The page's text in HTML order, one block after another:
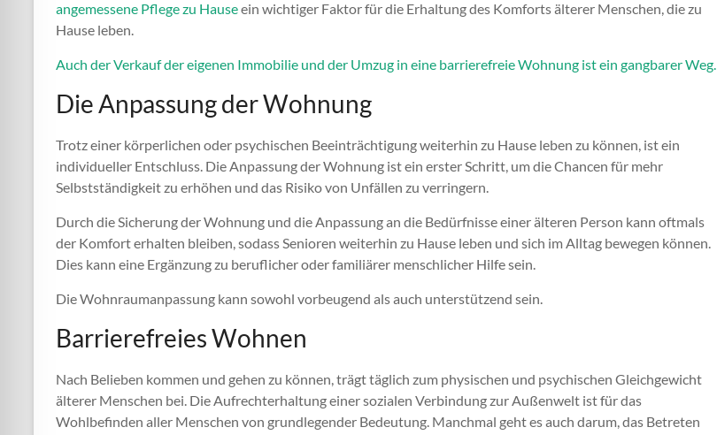
angemessene Pflege zu Hauseein wichtiger Faktor für die Erhaltung des Komforts älterer Menschen, die zu
Hause leben.
Auch der Verkauf der eigenen Immobilie und der Umzug in eine barrierefreie Wohnung ist ein gangbarer Weg.
Die Anpassung der Wohnung
Trotz einer körperlichen oder psychischen Beeinträchtigung weiterhin zu Hause leben zu können, ist ein
individueller Entschluss. Die Anpassung der Wohnung ist ein erster Schritt, um die Chancen für mehr
Selbstständigkeit zu erhöhen und das Risiko von Unfällen zu verringern.
Durch die Sicherung der Wohnung und die Anpassung an die Bedürfnisse einer älteren Person kann oftmals
der Komfort erhalten bleiben, sodass Senioren weiterhin zu Hause leben und sich im Alltag bewegen können.
Dies kann eine Ergänzung zu beruflicher oder familiärer menschlicher Hilfe sein.
Die Wohnraumanpassung kann sowohl vorbeugend als auch unterstützend sein.
Barrierefreies Wohnen
Nach Belieben kommen und gehen zu können, trägt täglich zum physischen und psychischen Gleichgewicht
älterer Menschen bei. Die Aufrechterhaltung einer sozialen Verbindung zur Außenwelt ist für das
Wohlbefinden aller Menschen von grundlegender Bedeutung. Manchmal geht es auch darum, das Betreten